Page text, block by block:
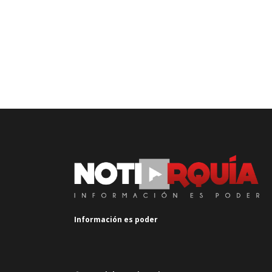
Información es poder